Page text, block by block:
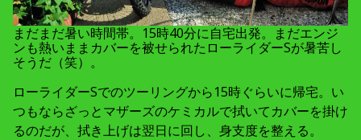
まだまだ暑い時間帯。15時40分に自宅出発。まだエンジ
ンも熱いままカバーを被せられたローライダーSが暑苦し
そうだ（笑）。
ローライダーSでのツーリングから15時ぐらいに帰宅。い
つもならざっとマザーズのケミカルで拭いてカバーを掛け
るのだが、拭き上げは翌日に回し、身支度を整える。